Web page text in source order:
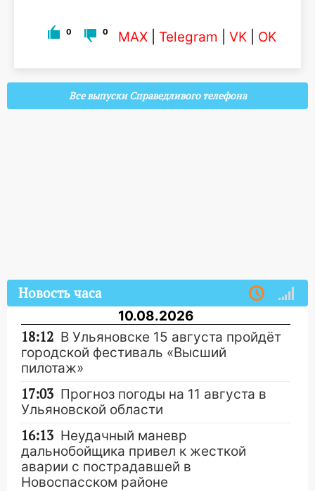
0 0 MAX Telegram VK OK
Все выпуски Справедливого телефона
Новость часа
10.08.2026
18:12 В Ульяновске 15 августа пройдёт
городской фестиваль «Высший
пилотаж»
17:03 Прогноз погоды на 11 августа в
Ульяновской области
16:13 Неудачный маневр
дальнобойщика привел к жесткой
аварии с пострадавшей в
Новоспасском районе